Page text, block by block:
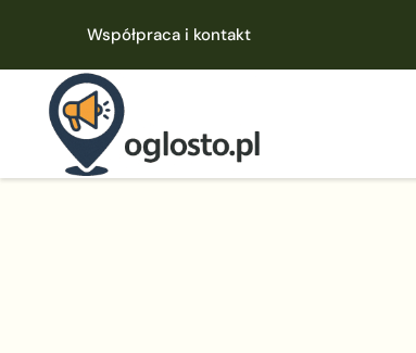
Współpraca i kontakt